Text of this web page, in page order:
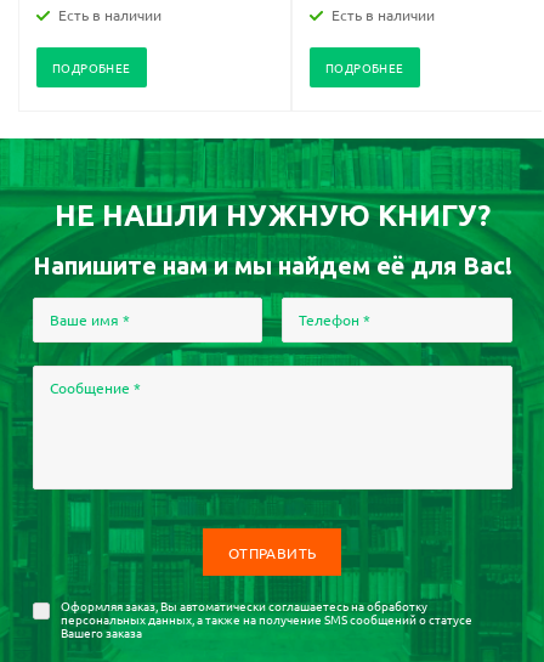
Есть в наличии
ПОДРОБНЕЕ
Есть в наличии
ПОДРОБНЕЕ
НЕ НАШЛИ НУЖНУЮ КНИГУ?
Напишите нам и мы найдем её для Вас!
Ваше имя * Телефон *
Сообщение *
Оформляя заказ, Вы автоматически соглашаетесь наобработку
персональных данных, а также на получение SMS сообщений о статусе
Вашего заказа